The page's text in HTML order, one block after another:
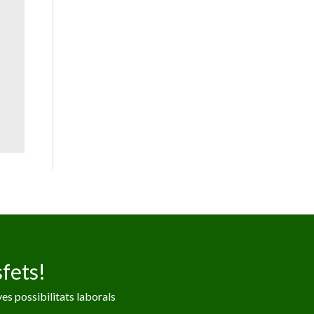
possibilitats laborals